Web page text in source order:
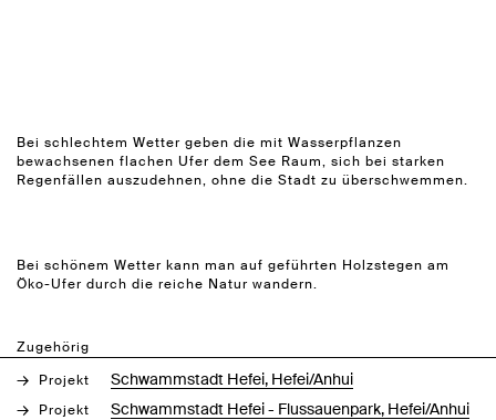
Bei schlechtem Wetter geben die mit Wasserpflanzen
bewachsenen flachen Ufer dem See Raum, sich bei starken
Regenfällen auszudehnen, ohne die Stadt zu überschwemmen.
Bei schönem Wetter kann man auf geführten Holzstegen am
Öko-Ufer durch die reiche Natur wandern.
Zugehörig
Projekt Schwammstadt Hefei, Hefei/Anhui
Projekt Schwammstadt Hefei - Flussauenpark, Hefei/Anhui